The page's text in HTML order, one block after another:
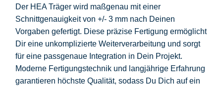
Der HEA Träger wird maßgenau mit einer
Schnittgenauigkeit von +/- 3 mm nach Deinen
Vorgaben gefertigt. Diese präzise Fertigung ermöglicht
Dir eine unkomplizierte Weiterverarbeitung und sorgt
für eine passgenaue Integration in Dein Projekt.
Moderne Fertigungstechnik und langjährige Erfahrung
garantieren höchste Qualität, sodass Du Dich auf ein